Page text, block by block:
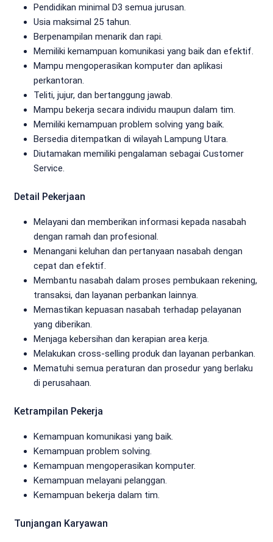
Pendidikan minimal D3 semua jurusan.
Usia maksimal 25 tahun.
Berpenampilan menarik dan rapi.
Memiliki kemampuan komunikasi yang baik dan efektif.
Mampu mengoperasikan komputer dan aplikasi
perkantoran.
Teliti, jujur, dan bertanggung jawab.
Mampu bekerja secara individu maupun dalam tim.
Memiliki kemampuan problem solving yang baik.
Bersedia ditempatkan di wilayah Lampung Utara.
Diutamakan memiliki pengalaman sebagai Customer
Service.
Detail Pekerjaan
Melayani dan memberikan informasi kepada nasabah
dengan ramah dan profesional.
Menangani keluhan dan pertanyaan nasabah dengan
cepat dan efektif.
Membantu nasabah dalam proses pembukaan rekening,
transaksi, dan layanan perbankan lainnya.
Memastikan kepuasan nasabah terhadap pelayanan
yang diberikan.
Menjaga kebersihan dan kerapian area kerja.
Melakukan cross-selling produk dan layanan perbankan.
Mematuhi semua peraturan dan prosedur yang berlaku
di perusahaan.
Ketrampilan Pekerja
Kemampuan komunikasi yang baik.
Kemampuan problem solving.
Kemampuan mengoperasikan komputer.
Kemampuan melayani pelanggan.
Kemampuan bekerja dalam tim.
Tunjangan Karyawan